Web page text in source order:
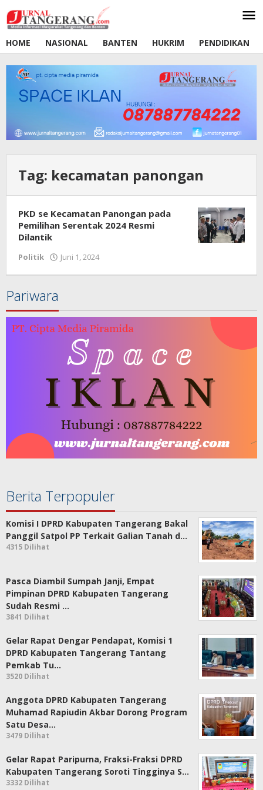
ke
konten
HOME
NASIONAL BANTEN HUKRIM PENDIDIKAN
Tag: kecamatan panongan
PKD se Kecamatan Panongan pada
Pemilihan Serentak 2024 Resmi
Dilantik
Politik Juni 1, 2024
Pariwara
Berita Terpopuler
Komisi I DPRD Kabupaten Tangerang Bakal
Panggil Satpol PP Terkait Galian Tanah d…
4315 Dilihat
Pasca Diambil Sumpah Janji, Empat
Pimpinan DPRD Kabupaten Tangerang
Sudah Resmi …
3841 Dilihat
Gelar Rapat Dengar Pendapat, Komisi 1
DPRD Kabupaten Tangerang Tantang
Pemkab Tu…
3520 Dilihat
Anggota DPRD Kabupaten Tangerang
Muhamad Rapiudin Akbar Dorong Program
Satu Desa…
3479 Dilihat
Gelar Rapat Paripurna, Fraksi-Fraksi DPRD
Kabupaten Tangerang Soroti Tingginya S…
3332 Dilihat